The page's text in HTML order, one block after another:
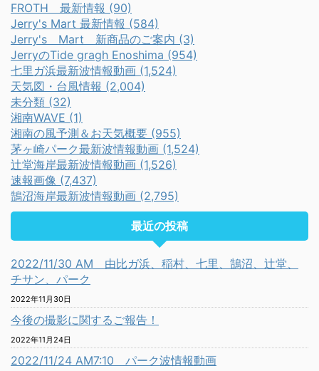
FROTH 最新情報 (90)
Jerry's Mart 最新情報 (584)
Jerry's Mart 新商品のご案内 (3)
JerryのTide gragh Enoshima (954)
七里ガ浜最新波情報動画 (1,524)
天気図・台風情報 (2,004)
未分類 (32)
湘南WAVE (1)
湘南の風予測＆お天気概要 (955)
茅ヶ崎パーク最新波情報動画 (1,524)
辻堂海岸最新波情報動画 (1,526)
速報画像 (7,437)
鵠沼海岸最新波情報動画 (2,795)
最近の投稿
2022/11/30 AM 由比ガ浜、稲村、七里、鵠沼、辻堂、
チサン、パーク
2022年11月30日
今後の撮影に関するご報告！
2022年11月24日
2022/11/24 AM7:10 パーク波情報動画